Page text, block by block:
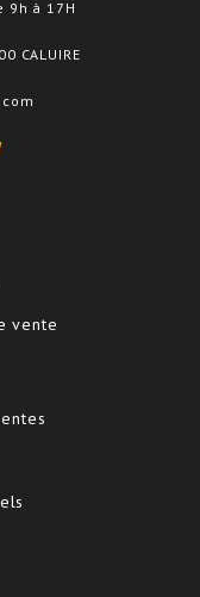
9h à 17H
CALUIRE
vente